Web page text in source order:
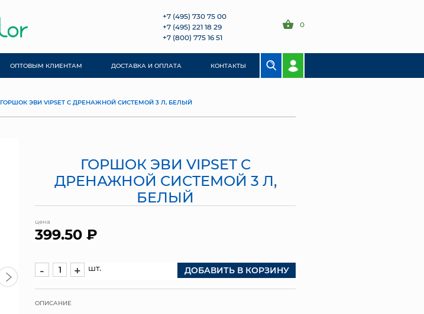
+7 (495) 730 75 00
+7 (495) 221 18 29
+7 (800) 775 16 51
0
ОПТОВЫМ КЛИЕНТАМ ДОСТАВКА И ОПЛАТА КОНТАКТЫ
ГОРШОК ЭВИ VIPSET С ДРЕНАЖНОЙ СИСТЕМОЙ 3 Л, БЕЛЫЙ
ГОРШОК ЭВИ VIPSET С
ДРЕНАЖНОЙ СИСТЕМОЙ 3 Л,
БЕЛЫЙ
цена
399.50 ₽
- + шт. ДОБАВИТЬ В КОРЗИНУ
ОПИСАНИЕ